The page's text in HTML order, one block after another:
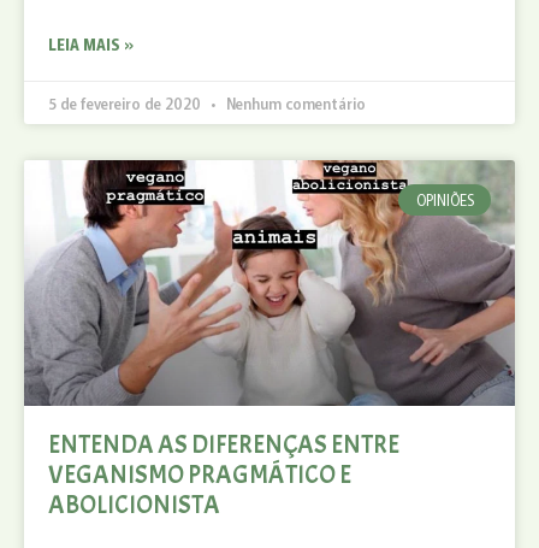
LEIA MAIS »
5 de fevereiro de 2020 Nenhum comentário
OPINIÕES
ENTENDA AS DIFERENÇAS ENTRE
VEGANISMO PRAGMÁTICO E
ABOLICIONISTA